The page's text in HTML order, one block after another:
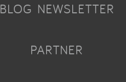
BLOG NEWSLETTER
PARTNER